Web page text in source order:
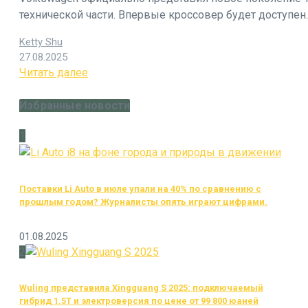
технической части. Впервые кроссовер будет
Ketty Shu
27.08.2025
Читать далее
Избранные новости
1
Поставки Li Auto в июле упали на 40% по сравнению с
прошлым годом? Журналисты опять играют цифрами.
01.08.2025
2
Wuling представила Xingguang S 2025: подключаемый
гибрид 1.5T и электроверсия по цене от 99 800 юаней